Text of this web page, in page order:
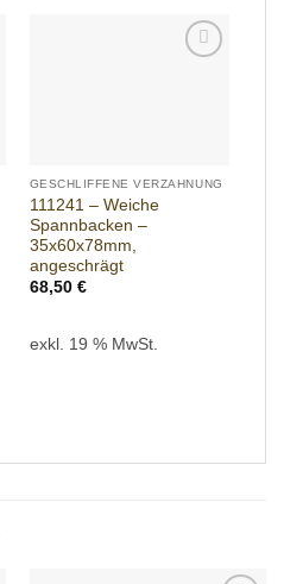
GESCHLIFFENE VERZAHNUNG
111241 – Weiche
Spannbacken –
35x60x78mm,
angeschrägt
68,50 €
exkl. 19 % MwSt.